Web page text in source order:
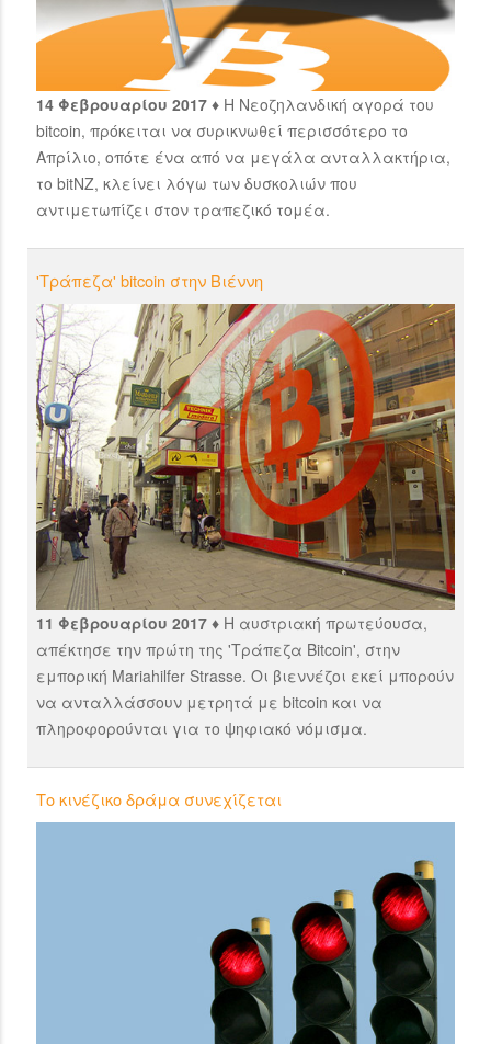
14 Φεβρουαρίου 2017 ♦ Η Νεοζηλανδική αγορά του
bitcoin, πρόκειται να συρικνωθεί περισσότερο το
Απρίλιο, οπότε ένα από να μεγάλα ανταλλακτήρια,
το bitNZ, κλείνει λόγω των δυσκολιών που
αντιμετωπίζει στον τραπεζικό τομέα.
'Τράπεζα' bitcoin στην Βιέννη
11 Φεβρουαρίου 2017 ♦ H αυστριακή πρωτεύουσα,
απέκτησε την πρώτη της 'Τράπεζα Bitcoin', στην
εμπορική Mariahilfer Strasse. Οι βιεννέζοι εκεί μπορούν
να ανταλλάσσουν μετρητά με bitcoin και να
πληροφορούνται για το ψηφιακό νόμισμα.
Το κινέζικο δράμα συνεχίζεται